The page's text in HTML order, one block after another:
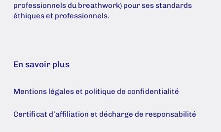
professionnels du breathwork) pour ses standards
éthiques et professionnels.
En savoir plus
Mentions légales et politique de confidentialité
Certificat d’affiliation et décharge de responsabilité